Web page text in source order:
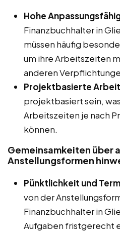
Hohe
Finanzbuchhalter in
müssen häufig
um ihre Arbeitszeiten
anderen
Projektbasierte
projektbasiert sein,
Arbeitszeiten je nach
können.
Gemeinsamkeiten über
Anstellungsformen
Pünktlichkeit und
von der
Finanzbuchhalter in
Aufgaben fristgerecht